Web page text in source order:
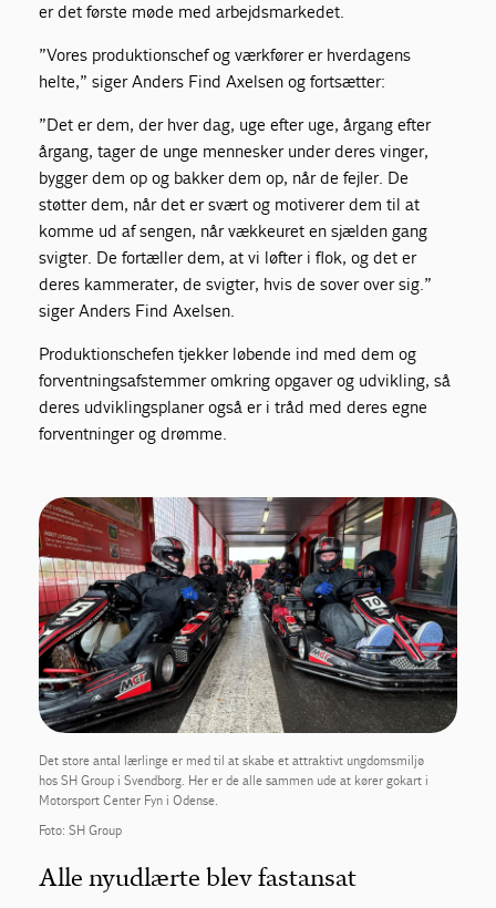
er det første møde med arbejdsmarkedet.
”Vores produktionschef og værkfører er hverdagens
helte,” siger Anders Find Axelsen og fortsætter:
”Det er dem, der hver dag, uge efter uge, årgang efter
årgang, tager de unge mennesker under deres vinger,
bygger dem op og bakker dem op, når de fejler. De
støtter dem, når det er svært og motiverer dem til at
komme ud af sengen, når vækkeuret en sjælden gang
svigter. De fortæller dem, at vi løfter i flok, og det er
deres kammerater, de svigter, hvis de sover over sig.”
siger Anders Find Axelsen.
Produktionschefen tjekker løbende ind med dem og
forventningsafstemmer omkring opgaver og udvikling, så
deres udviklingsplaner også er i tråd med deres egne
forventninger og drømme.
Det store antal lærlinge er med til at skabe et attraktivt ungdomsmiljø
hos SH Group i Svendborg. Her er de alle sammen ude at kører gokart i
Motorsport Center Fyn i Odense.
Foto: SH Group
Alle nyudlærte blev fastansat